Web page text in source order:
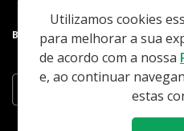
BAIXE NOSSO APP
Utilizamos cookies
para melhorar a sua
de acordo com a nossa
e, ao continuar
estas